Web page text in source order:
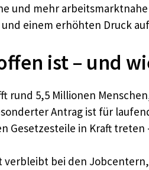
und mehr
einem erhöhten Druck
ist – und
rund 5,5 Millionen
Antrag ist für
Gesetzesteile in Kraft treten
verbleibt bei den